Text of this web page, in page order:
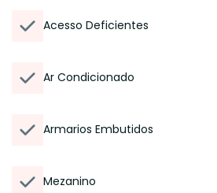
Acesso Deficientes
Ar Condicionado
Armarios Embutidos
Mezanino